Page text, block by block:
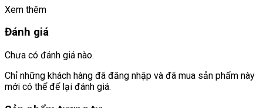
Xem thêm
Đánh giá
Chưa có đánh giá nào.
Chỉ những khách hàng đã đăng nhập và đã mua sản phẩm này
mới có thể để lại đánh giá.